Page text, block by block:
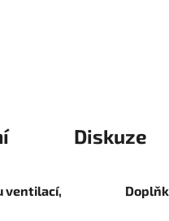
Diskuze
ventilací,